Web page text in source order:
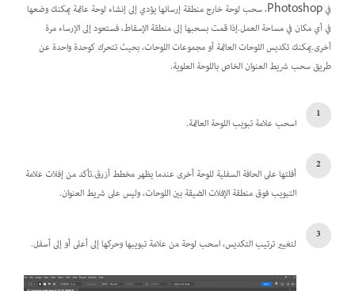
في Photoshop، سحب لوحة خارج منطقة إرسائها يؤدي إلى إنشاء لوحة عائمة يمكنك وضعها
في أي مكان في مساحة العمل.إذا قمت بسحبها إلى منطقة الإسقاط، فستعود إلى الإرساء مرة
أخرى.يمكنك تكديس اللوحات العائمة أو مجموعات اللوحات، بحيث تتحرك كوحدة واحدة عن
طريق سحب شريط العنوان الخاص باللوحة العلوية.
اسحب علامة تبويب اللوحة العائمة.
أفلتها على الحافة السفلية للوحة أخرى عندما يظهر مخطط أزرق.تأكد من إفلات علامة
التبويب فوق منطقة الإفلات الضيقة بين اللوحات، وليس على شريط العنوان.
لتغيير ترتيب التكديس، اسحب لوحة من علامة تبويبها وحركها إلى أعلى أو إلى أسفل.